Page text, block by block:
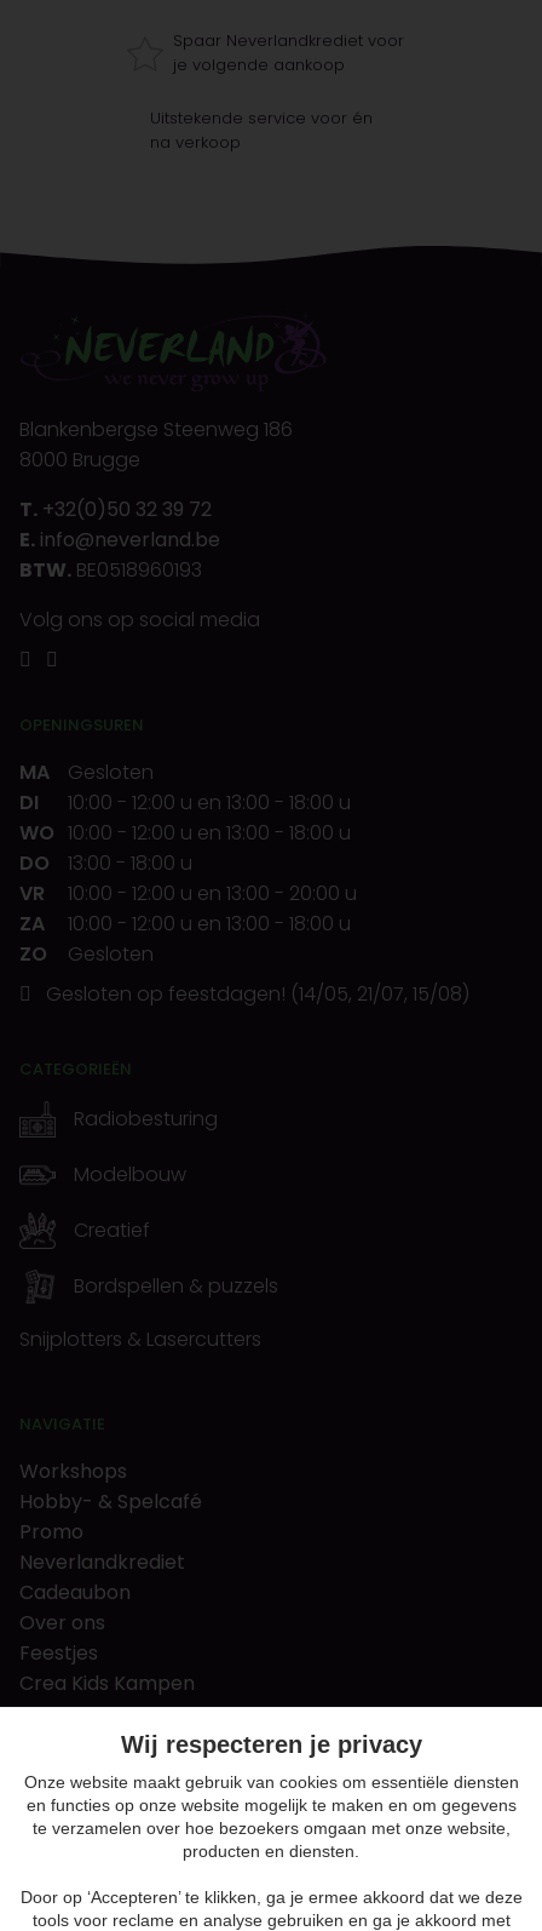
Spaar Neverlandkrediet voor
je volgende aankoop
Uitstekende service voor én
na verkoop
Blankenbergse Steenweg 186
8000 Brugge
T. +32(0)50 32 39 72
E. info@neverland.be
BTW. BE0518960193
Volg ons op social media
OPENINGSUREN
MA
Gesloten
DI
10:00 - 12:00 u en 13:00 - 18:00 u
WO 10:00 - 12:00 u en 13:00 - 18:00 u
DO
13:00 - 18:00 u
VR
10:00 - 12:00 u en 13:00 - 20:00 u
ZA
10:00 - 12:00 u en 13:00 - 18:00 u
ZO
Gesloten
Gesloten op feestdagen! (14/05, 21/07, 15/08)
CATEGORIEËN
Radiobesturing
Modelbouw
Creatief
Bordspellen & puzzels
Snijplotters & Lasercutters
NAVIGATIE
Workshops
Hobby- & Spelcafé
Promo
Neverlandkrediet
Cadeaubon
Over ons
Feestjes
Crea Kids Kampen
FAQ
Tips & tricks
Contact
Nieuws & Vacatures
Algemene voorwaarden
Wij respecteren je privacy
Onze website maakt gebruik van cookies om essentiële diensten
en functies op onze website mogelijk te maken en om gegevens
te verzamelen over hoe bezoekers omgaan met onze website,
producten en diensten.
Door op ‘Accepteren’ te klikken, ga je ermee akkoord dat we deze
tools voor reclame en analyse gebruiken en ga je akkoord met